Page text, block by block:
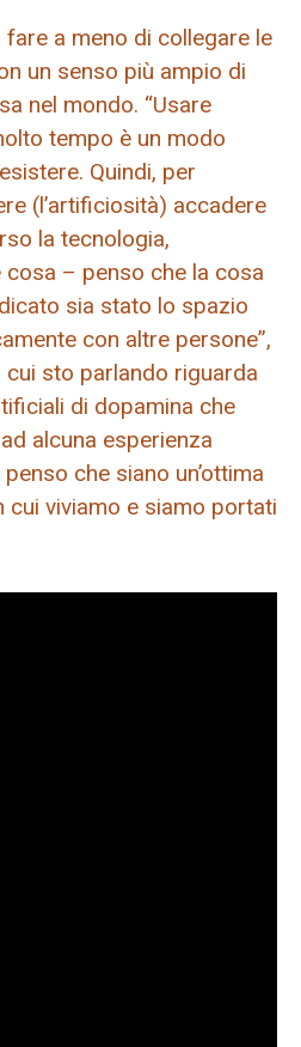
fare a meno di collegare le
un senso più ampio di
nel mondo. “Usare
tempo è un modo
Quindi, per
(l’artificiosità) accadere
la tecnologia,
– penso che la cosa
sia stato lo spazio
con altre persone”,
cui sto parlando riguarda
di dopamina che
alcuna esperienza
che siano un’ottima
viviamo e siamo portati